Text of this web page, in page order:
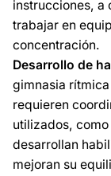
instrucciones, a
trabajar en
concentración.
Desarrollo de
gimnasia
requieren
utilizados,
desarrollan
mejoran su